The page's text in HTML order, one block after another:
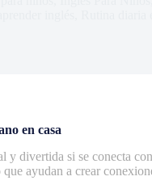
en casa
y divertida si se conecta
ayudan a crear